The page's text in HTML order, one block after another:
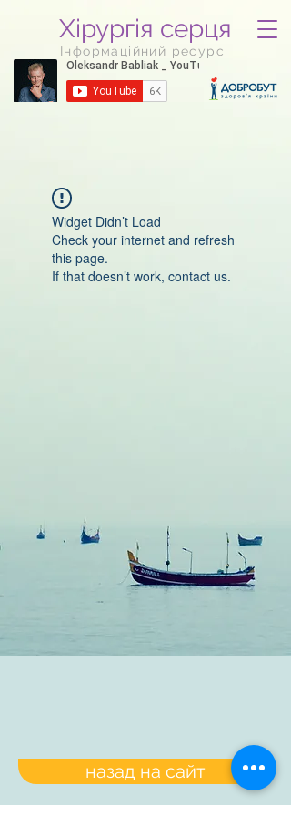
Хірургія серця
Інформаційний ресурс
Widget Didn’t Load
Check your internet and refresh
this page.
If that doesn’t work, contact us.
назад на сайт